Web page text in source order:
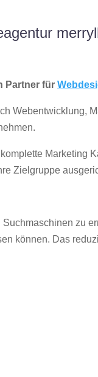
Partner für
Webentwicklung,
Marketing
Zielgruppe
Suchmaschinen zu
können. Das